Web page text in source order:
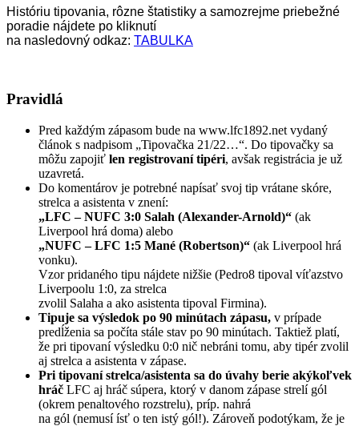
Históriu tipovania, rôzne štatistiky a samozrejme priebežné
poradie nájdete po kliknutí
na nasledovný odkaz: TABULKA
Pravidlá
Pred každým zápasom bude na www.lfc1892.net vydaný
článok s nadpisom „Tipovačka 21/22…“. Do tipovačky sa
môžu zapojiť len registrovaní tipéri, avšak registrácia je už
uzavretá.
Do komentárov je potrebné napísať svoj tip vrátane skóre,
strelca a asistenta v znení:
„LFC – NUFC 3:0 Salah (Alexander-Arnold)“ (ak
Liverpool hrá doma) alebo
„NUFC – LFC 1:5 Mané (Robertson)“ (ak Liverpool hrá
vonku).
Vzor pridaného tipu nájdete nižšie (Pedro8 tipoval víťazstvo
Liverpoolu 1:0, za strelca
zvolil Salaha a ako asistenta tipoval Firmina).
Tipuje sa výsledok po 90 minútach zápasu, v prípade
predĺženia sa počíta stále stav po 90 minútach. Taktiež platí,
že pri tipovaní výsledku 0:0 nič nebráni tomu, aby tipér zvolil
aj strelca a asistenta v zápase.
Pri tipovaní strelca/asistenta sa do úvahy berie akýkoľvek
hráč LFC aj hráč súpera, ktorý v danom zápase strelí gól
(okrem penaltového rozstrelu), príp. nahrá
na gól (nemusí ísť o ten istý gól!). Zároveň podotýkam, že je